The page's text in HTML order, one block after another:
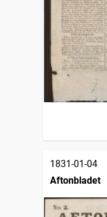
1831-01-04
Aftonbladet